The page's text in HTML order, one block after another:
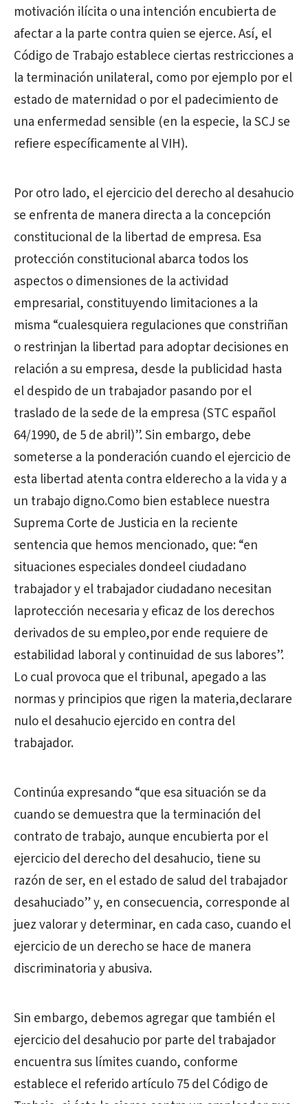
motivación ilícita o una intención encubierta de
afectar a la parte contra quien se ejerce. Así, el
Código de Trabajo establece ciertas restricciones a
la terminación unilateral, como por ejemplo por el
estado de maternidad o por el padecimiento de
una enfermedad sensible (en la especie, la SCJ se
refiere específicamente al VIH).
Por otro lado, el ejercicio del derecho al desahucio
se enfrenta de manera directa a la concepción
constitucional de la libertad de empresa. Esa
protección constitucional abarca todos los
aspectos o dimensiones de la actividad
empresarial, constituyendo limitaciones a la
misma “cualesquiera regulaciones que constriñan
o restrinjan la libertad para adoptar decisiones en
relación a su empresa, desde la publicidad hasta
el despido de un trabajador pasando por el
traslado de la sede de la empresa (STC español
64/1990, de 5 de abril)”. Sin embargo, debe
someterse a la ponderación cuando el ejercicio de
esta libertad atenta contra elderecho a la vida y a
un trabajo digno.Como bien establece nuestra
Suprema Corte de Justicia en la reciente
sentencia que hemos mencionado, que: “en
situaciones especiales dondeel ciudadano
trabajador y el trabajador ciudadano necesitan
laprotección necesaria y eficaz de los derechos
derivados de su empleo,por ende requiere de
estabilidad laboral y continuidad de sus labores”.
Lo cual provoca que el tribunal, apegado a las
normas y principios que rigen la materia,declarare
nulo el desahucio ejercido en contra del
trabajador.
Continúa expresando “que esa situación se da
cuando se demuestra que la terminación del
contrato de trabajo, aunque encubierta por el
ejercicio del derecho del desahucio, tiene su
razón de ser, en el estado de salud del trabajador
desahuciado” y, en consecuencia, corresponde al
juez valorar y determinar, en cada caso, cuando el
ejercicio de un derecho se hace de manera
discriminatoria y abusiva.
Sin embargo, debemos agregar que también el
ejercicio del desahucio por parte del trabajador
encuentra sus límites cuando, conforme
establece el referido artículo 75 del Código de